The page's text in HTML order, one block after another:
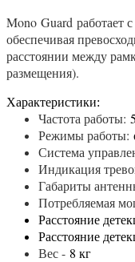
Mono Guard работает
обеспечивая
расстоянии между
размещения).
Характеристики:
Частота работы:
Режимы работы:
Система
Индикация
Габариты
Потребляемая
Расстояние
Расстояние
Вес - 8 кг